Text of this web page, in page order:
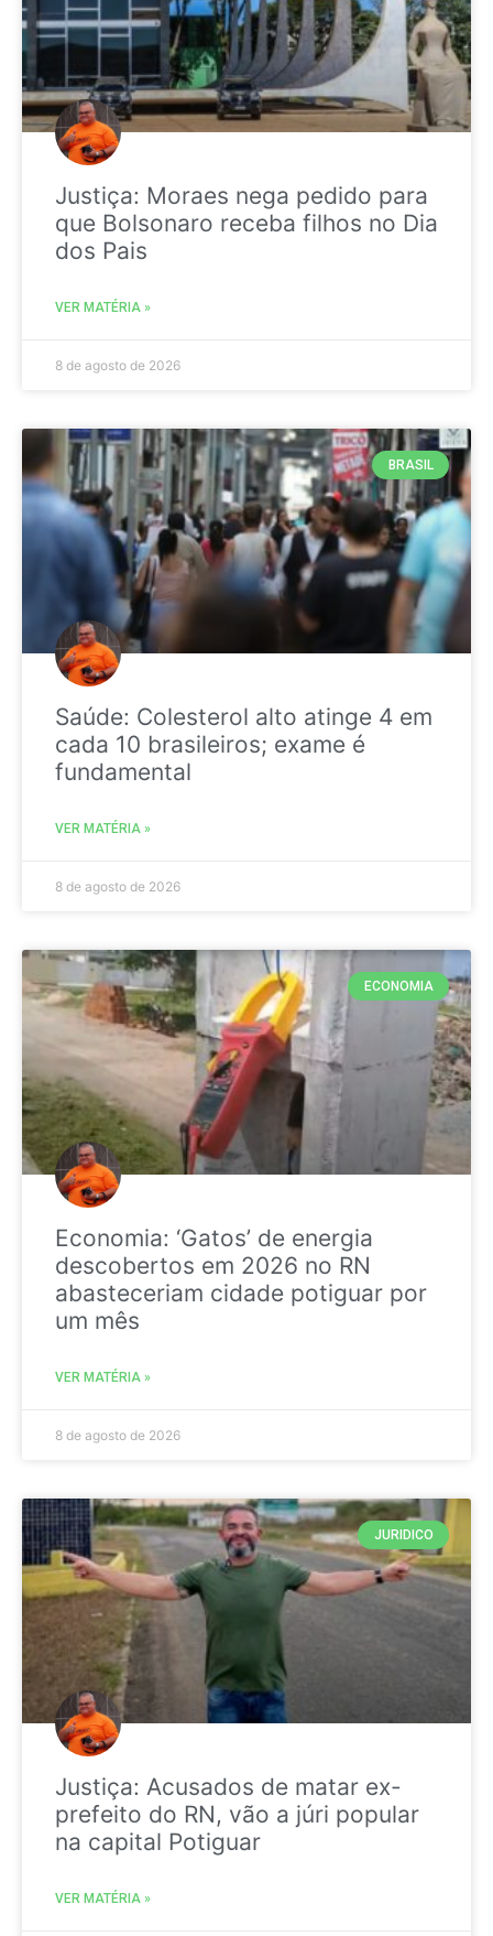
Justiça: Moraes nega pedido para
que Bolsonaro receba filhos no Dia
dos Pais
VER MATÉRIA »
8 de agosto de 2026
BRASIL
Saúde: Colesterol alto atinge 4 em
cada 10 brasileiros; exame é
fundamental
VER MATÉRIA »
8 de agosto de 2026
ECONOMIA
Economia: ‘Gatos’ de energia
descobertos em 2026 no RN
abasteceriam cidade potiguar por
um mês
VER MATÉRIA »
8 de agosto de 2026
JURIDICO
Justiça: Acusados de matar ex-
prefeito do RN, vão a júri popular
na capital Potiguar
VER MATÉRIA »